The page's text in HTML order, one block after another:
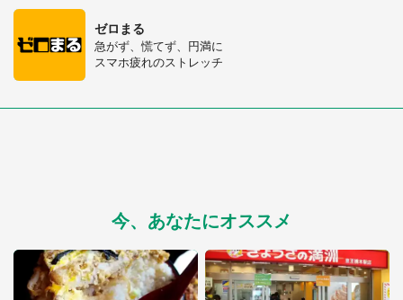
ゼロまる
急がず、慌てず、円満に
スマホ疲れのストレッチ
今、あなたにオススメ